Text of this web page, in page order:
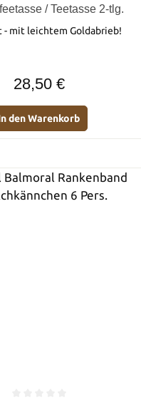
/ Teetasse 2-tlg.
- mit leichtem Goldabrieb!
28,50 €
den Warenkorb